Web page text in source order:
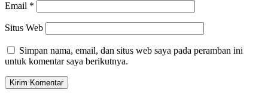
Email *
Situs Web
Simpan nama, email, dan situs web saya pada peramban ini
untuk komentar saya berikutnya.